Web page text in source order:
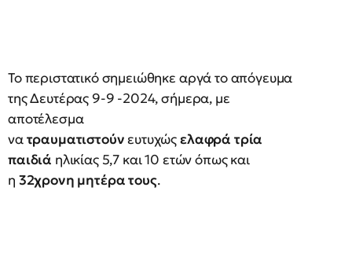
Το περιστατικό σημειώθηκε αργά το απόγευμα
της Δευτέρας 9-9 -2024, σήμερα, με
αποτέλεσμα
νατραυματιστούνευτυχώςελαφρά τρία
παιδιά ηλικίας 5,7 και 10 ετών όπως και
η 32χρονη μητέρα τους.